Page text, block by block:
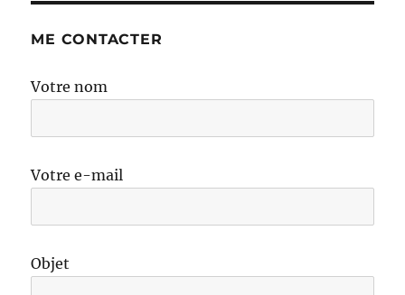
ME CONTACTER
Votre nom
Votre e-mail
Objet